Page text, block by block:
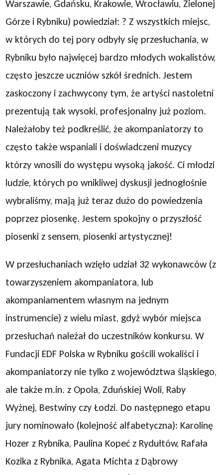
Warszawie, Gdańsku, Krakowie, Wrocławiu, Zielonej
Górze i Rybniku) powiedział: ? Z wszystkich miejsc,
w których do tej pory odbyły się przesłuchania, w
Rybniku było najwięcej bardzo młodych wokalistów,
często jeszcze uczniów szkół średnich. Jestem
zaskoczony i zachwycony tym, że artyści nastoletni
prezentują tak wysoki, profesjonalny już poziom.
Należałoby też podkreślić, że akompaniatorzy to
często także wspaniali i doświadczeni muzycy
którzy wnosili do występu wysoką jakość. Ci młodzi
ludzie, których po wnikliwej dyskusji jednogłośnie
wybraliśmy, mają już teraz dużo do powiedzenia
poprzez piosenkę. Jestem spokojny o przyszłość
piosenki z sensem, piosenki artystycznej!
W przesłuchaniach wzięło udział 32 wykonawców (z
towarzyszeniem akompaniatora, lub
akompaniamentem własnym na jednym
instrumencie) z wielu miast, gdyż wybór miejsca
przesłuchań należał do uczestników konkursu. W
Fundacji EDF Polska w Rybniku gościli wokaliści i
akompaniatorzy nie tylko z województwa śląskiego,
ale także m.in. z Opola, Zduńskiej Woli, Raby
Wyżnej, Bestwiny czy Łodzi. Do następnego etapu
jury nominowało (kolejność alfabetyczna): Karolinę
Hozer z Rybnika, Paulina Kopeć z Rydułtów, Rafała
Kozika z Rybnika, Agata Michta z Dąbrowy